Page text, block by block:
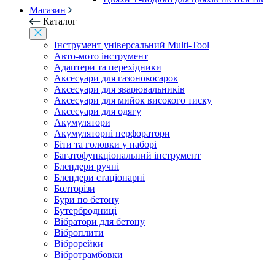
Магазин
Каталог
Інструмент універсальний Multi-Tool
Авто-мото інструмент
Адаптери та перехідники
Аксесуари для газонокосарок
Аксесуари для зварювальників
Аксесуари для мийок високого тиску
Аксесуари для одягу
Акумулятори
Акумуляторні перфоратори
Біти та головки у наборі
Багатофункціональний інструмент
Блендери ручні
Блендери стаціонарні
Болторізи
Бури по бетону
Бутербродниці
Вібратори для бетону
Віброплити
Віброрейки
Вібротрамбовки